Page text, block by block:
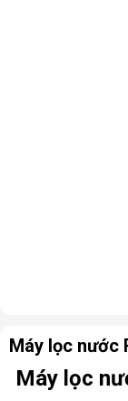
Máy lọc nước
Máy lọc